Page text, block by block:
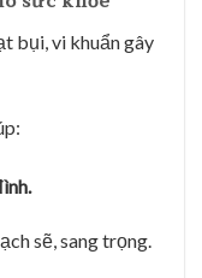
bụi, vi khuẩn gây
sẽ, sang trọng.